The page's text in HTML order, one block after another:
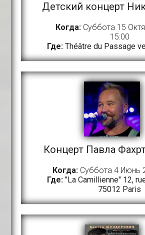
Детский концерт
Когда: Суббота 15
15:00
Где: Théâtre du Passage
Концерт Павла
Когда: Суббота 4 Июнь
Где: "La Camillienne" 12,
75012 Paris